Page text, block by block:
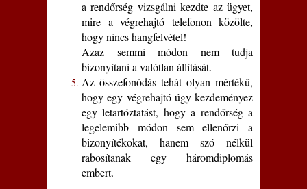
a rendőrség vizsgálni kezdte az ügyet,
mire a végrehajtó telefonon közölte,
hogy nincs hangfelvétel!
Azaz semmi módon nem tudja
bizonyítani a valótlan állítását.
Az összefonódás tehát olyan mértékű,
hogy egy végrehajtó úgy kezdeményez
egy letartóztatást, hogy a rendőrség a
legelemibb módon sem ellenőrzi a
bizonyítékokat, hanem szó nélkül
rabosítanak egy háromdiplomás
embert.